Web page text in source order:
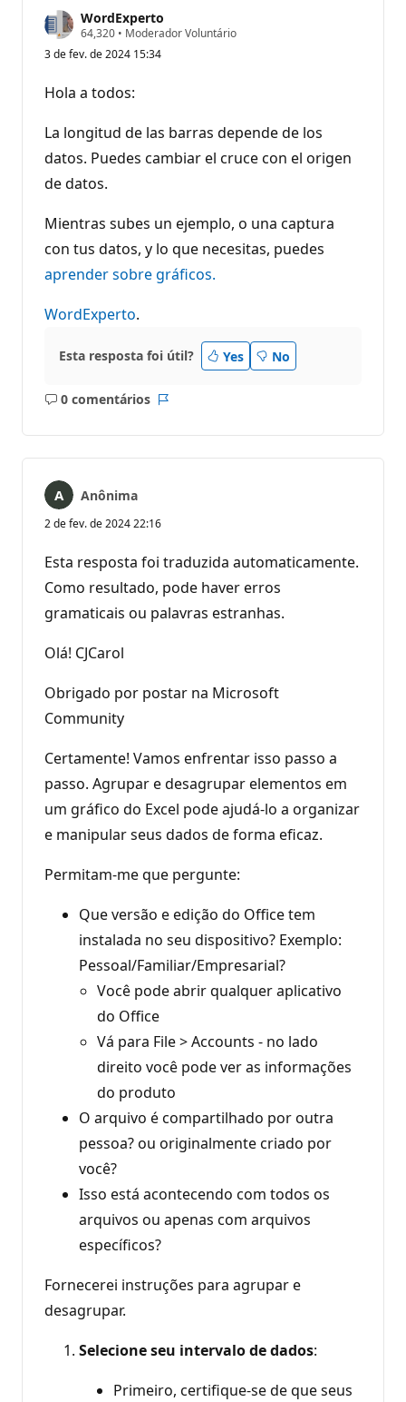
WordExperto
64,320 P
n
o
s
e
r
e
p
ç
o
• Moderador Voluntário
3 de fev. de 2024 15:34
Hola a todos:
La longitud de las barras depende de los
datos. Puedes cambiar el cruce con el origen
de datos.
Mientras subes un ejemplo, o una captura
con tus datos, y lo que necesitas, puedes
aprender sobre gráficos.
WordExperto.
Esta resposta foi útil? Yes No
0 comentários
Sem
Relatório
Anônima
2 de fev. de 2024 22:16
Esta resposta foi traduzida automaticamente.
Como resultado, pode haver erros
gramaticais ou palavras estranhas.
Olá! CJCarol
Obrigado por postar na Microsoft
Community
Certamente! Vamos enfrentar isso passo a
passo. Agrupar e desagrupar elementos em
um gráfico do Excel pode ajudá-lo a organizar
e manipular seus dados de forma eficaz.
Permitam-me que pergunte:
Que versão e edição do Office tem
instalada no seu dispositivo? Exemplo:
Pessoal/Familiar/Empresarial?
Você pode abrir qualquer aplicativo
do Office
Vá para File > Accounts - no lado
direito você pode ver as informações
do produto
O arquivo é compartilhado por outra
pessoa? ou originalmente criado por
você?
Isso está acontecendo com todos os
arquivos ou apenas com arquivos
específicos?
Fornecerei instruções para agrupar e
desagrupar.
Selecione seu intervalo de dados:
Primeiro, certifique-se de que seus